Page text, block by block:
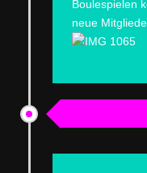
Boulespielen
neue